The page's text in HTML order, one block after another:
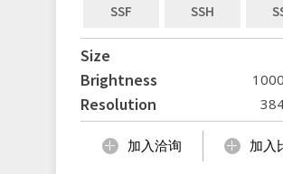
SSF SSH
Size
Brightness
Resolution
加入洽询 加入